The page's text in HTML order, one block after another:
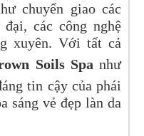
chuyển giao các
các công nghệ
xuyên. Với tất cả
Soils Spa như
tin cậy của phái
sáng vẻ đẹp làn da